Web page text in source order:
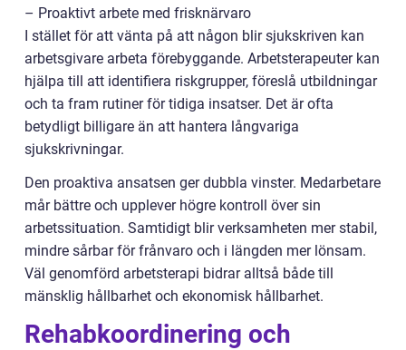
– Proaktivt arbete med frisknärvaro
I stället för att vänta på att någon blir sjukskriven kan
arbetsgivare arbeta förebyggande. Arbetsterapeuter kan
hjälpa till att identifiera riskgrupper, föreslå utbildningar
och ta fram rutiner för tidiga insatser. Det är ofta
betydligt billigare än att hantera långvariga
sjukskrivningar.
Den proaktiva ansatsen ger dubbla vinster. Medarbetare
mår bättre och upplever högre kontroll över sin
arbetssituation. Samtidigt blir verksamheten mer stabil,
mindre sårbar för frånvaro och i längden mer lönsam.
Väl genomförd arbetsterapi bidrar alltså både till
mänsklig hållbarhet och ekonomisk hållbarhet.
Rehabkoordinering och